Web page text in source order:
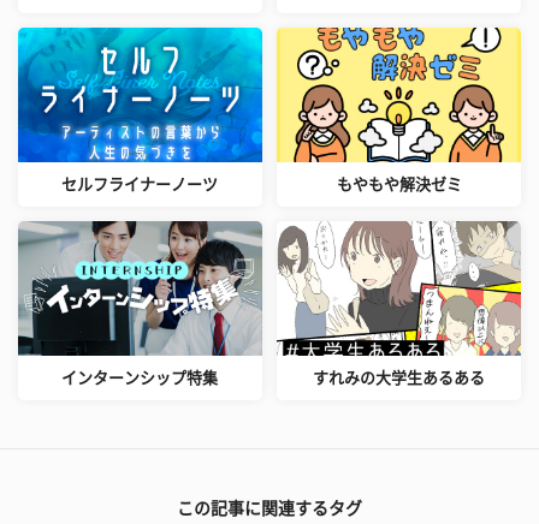
セルフライナーノーツ もやもや解決ゼミ
インターンシップ特集 すれみの大学生あるある
この記事に関連するタグ